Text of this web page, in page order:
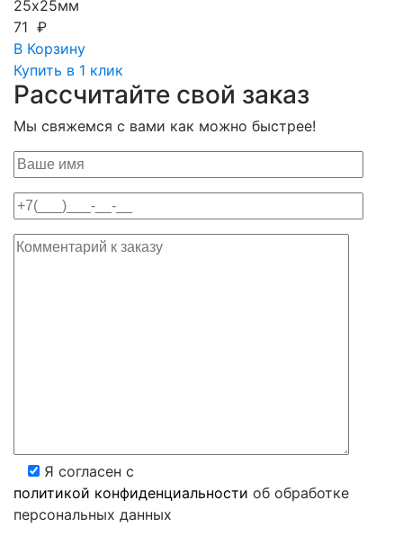
25х25мм
71 ₽
В Корзину
Купить в 1 клик
Рассчитайте свой заказ
Мы свяжемся с вами как можно быстрее!
Я согласен с
политикой конфиденциальности об обработке
персональных данных